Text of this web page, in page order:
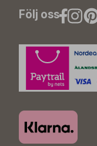
Följ oss